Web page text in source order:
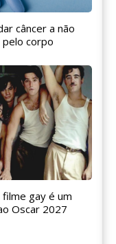
câncer a não
corpo
filme gay é um
Oscar 2027